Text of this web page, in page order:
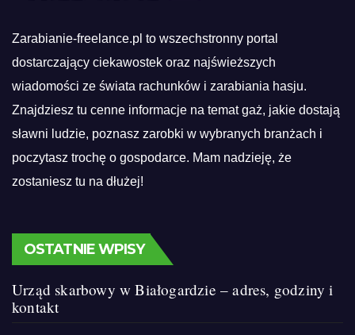
Zarabianie-freelance.pl to wszechstronny portal
dostarczający ciekawostek oraz najświeższych
wiadomości ze świata rachunków i zarabiania hasju.
Znajdziesz tu cenne informacje na temat gaż, jakie dostają
sławni ludzie, poznasz zarobki w wybranych branżach i
poczytasz trochę o gospodarce. Mam nadzieję, że
zostaniesz tu na dłużej!
OSTATNIE WPISY
Urząd skarbowy w Białogardzie – adres, godziny i
kontakt